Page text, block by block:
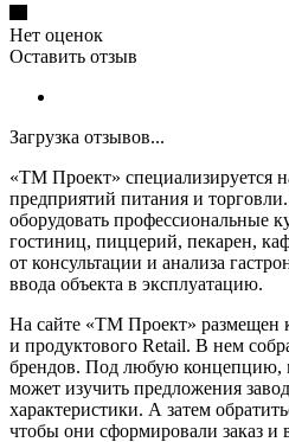
Нет оценок
Оставить отзыв
Загрузка отзывов...
«ТМ Проект» специализируется
предприятий питания и
оборудовать профессиональные
гостиниц, пиццерий, пекарен,
от консультации и анализа
ввода объекта в эксплуатацию.
На сайте «ТМ Проект» размещен
и продуктового Retail. В нем
брендов. Под любую концепцию,
может изучить предложения
характеристики. А затем
чтобы они сформировали заказ и